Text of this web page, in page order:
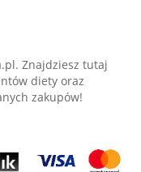
Znajdziesz tutaj
diety oraz
zakupów!